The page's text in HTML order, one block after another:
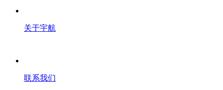
关于宇航
联系我们